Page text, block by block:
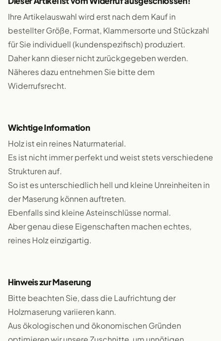
Ihre Artikelauswahl wird erst nach dem Kauf in
bestellter Größe, Format, Klammersorte und Stückzahl
für Sie individuell (kundenspezifisch) produziert.
Daher kann dieser nicht zurückgegeben werden.
Näheres dazu entnehmen Sie bitte dem
Widerrufsrecht.
Wichtige Information
Holz ist ein reines Naturmaterial.
Es ist nicht immer perfekt und weist stets verschiedene
Strukturen auf.
So ist es unterschiedlich hell und kleine Unreinheiten in
der Maserung können auftreten.
Ebenfalls sind kleine Asteinschlüsse normal.
Aber genau diese Eigenschaften machen echtes,
reines Holz einzigartig.
Hinweis zur Maserung
Bitte beachten Sie, dass die Laufrichtung der
Holzmaserung variieren kann.
Aus ökologischen und ökonomischen Gründen